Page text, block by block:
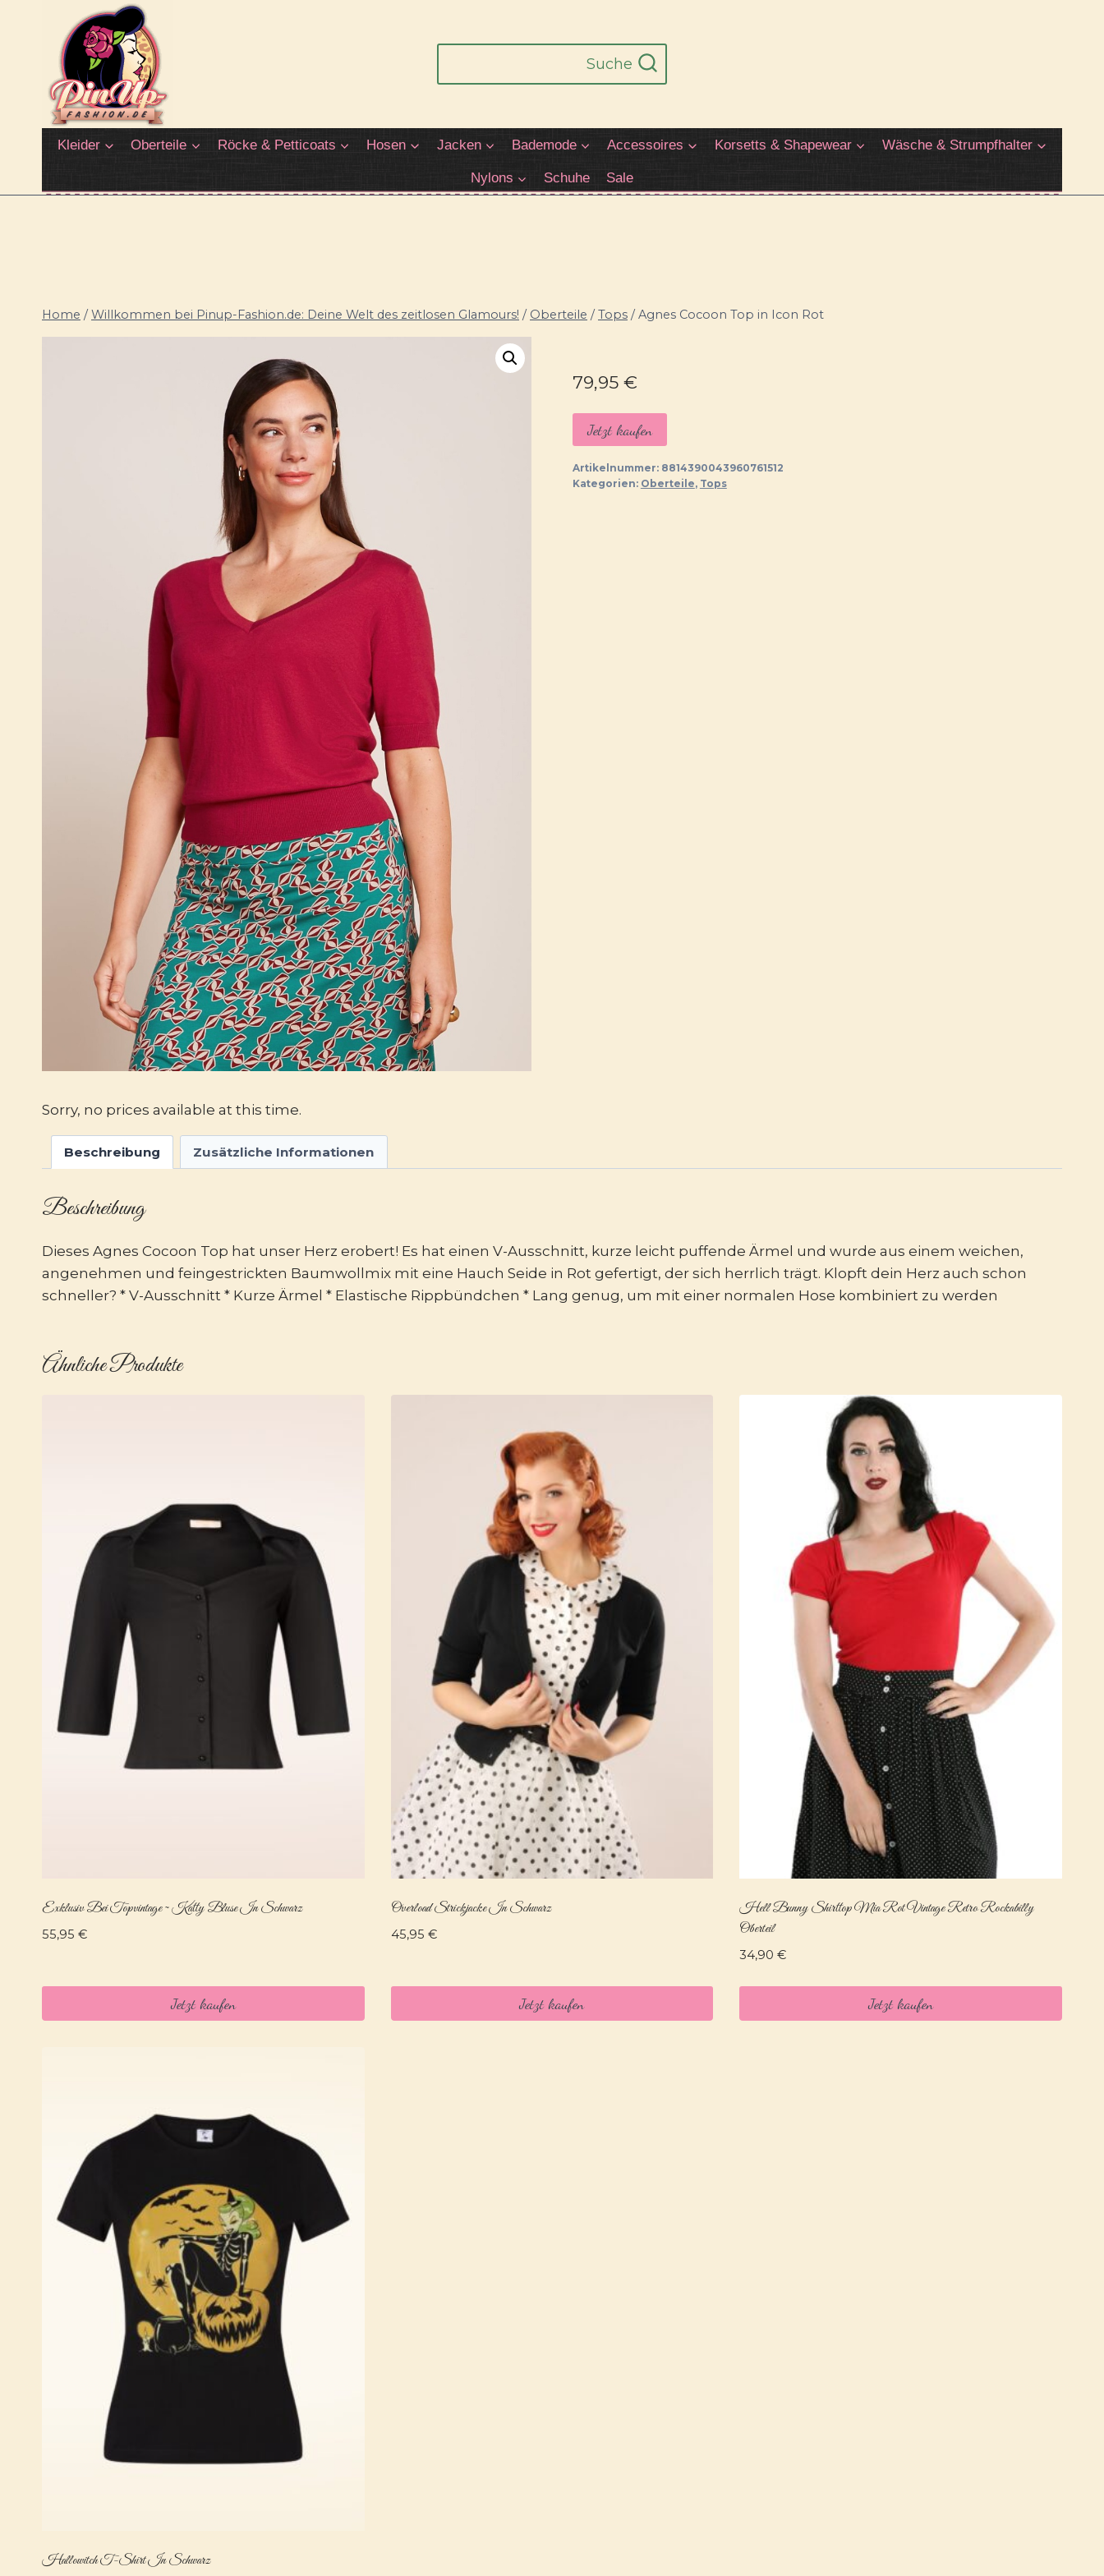
springen
Suche
Kleider Oberteile Röcke & Petticoats Hosen Jacken Bademode Accessoires Korsetts & Shapewear Wäsche & Strumpfhalter
Nylons Schuhe Sale
Home / Willkommen bei Pinup-Fashion.de: Deine Welt des zeitlosen Glamours! / Oberteile / Tops / Agnes Cocoon Top in Icon Rot
79,95 €
Jetzt kaufen
Artikelnummer: 8814390043960761512
Kategorien: Oberteile, Tops
Sorry, no prices available at this time.
Beschreibung Zusätzliche Informationen
Beschreibung
Dieses Agnes Cocoon Top hat unser Herz erobert! Es hat einen V-Ausschnitt, kurze leicht puffende Ärmel und wurde aus einem weichen,
angenehmen und feingestrickten Baumwollmix mit eine Hauch Seide in Rot gefertigt, der sich herrlich trägt. Klopft dein Herz auch schon
schneller? * V-Ausschnitt * Kurze Ärmel * Elastische Rippbündchen * Lang genug, um mit einer normalen Hose kombiniert zu werden
Ähnliche Produkte
Exklusiv Bei Topvintage ~ Katty Bluse In Schwarz
55,95 €
Jetzt kaufen
Overload Strickjacke In Schwarz
45,95 €
Jetzt kaufen
Hell Bunny Shirttop Mia Rot Vintage Retro Rockabilly
Oberteil
34,90€
Jetzt kaufen
Hallowitch T-Shirt In Schwarz